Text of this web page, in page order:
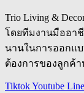
Trio Living &
โดยทีมงานมืออา
นานในการออกแ
ต้องการของลูกค้
TiktokYoutube Line